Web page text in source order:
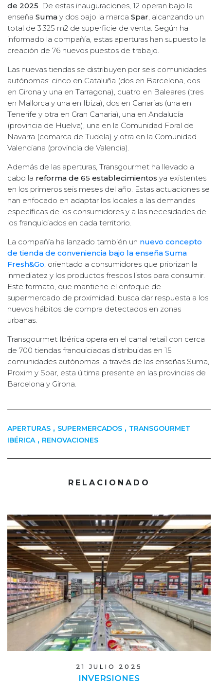
de 2025 . De estas inauguraciones, 12 operan bajo la
enseña Suma y dos bajo la marca Spar , alcanzando un
total de 3.325 m2 de superficie de venta. Según ha
informado la compañía, estas aperturas han supuesto la
creación de 76 nuevos puestos de trabajo.
Las nuevas tiendas se distribuyen por seis comunidades
autónomas: cinco en Cataluña (dos en Barcelona, dos
en Girona y una en Tarragona), cuatro en Baleares (tres
en Mallorca y una en Ibiza), dos en Canarias (una en
Tenerife y otra en Gran Canaria), una en Andalucía
(provincia de Huelva), una en la Comunidad Foral de
Navarra (comarca de Tudela) y otra en la Comunidad
Valenciana (provincia de Valencia).
Además de las aperturas, Transgourmet ha llevado a
cabo la reforma de 65 establecimientos ya existentes
en los primeros seis meses del año. Estas actuaciones se
han enfocado en adaptar los locales a las demandas
específicas de los consumidores y a las necesidades de
los franquiciados en cada territorio.
La compañía ha lanzado también un nuevo concepto
de tienda de conveniencia bajo la enseña Suma
Fresh&Go , orientado a consumidores que priorizan la
inmediatez y los productos frescos listos para consumir.
Este formato, que mantiene el enfoque de
supermercado de proximidad, busca dar respuesta a los
nuevos hábitos de compra detectados en zonas
urbanas.
Transgourmet Ibérica opera en el canal retail con cerca
de 700 tiendas franquiciadas distribuidas en 15
comunidades autónomas, a través de las enseñas Suma,
Proxim y Spar, esta última presente en las provincias de
Barcelona y Girona.
APERTURAS , SUPERMERCADOS , TRANSGOURMET
IBÉRICA , RENOVACIONES
RELACIONADO
21 JULIO 2025
INVERSIONES